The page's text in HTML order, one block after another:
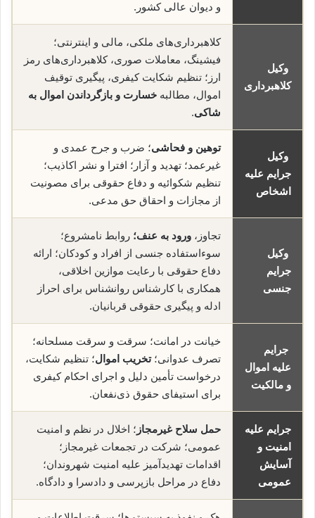
و دیوان عالی کشور.
وکیل
کلاهبرداری
کلاهبرداری‌های ملکی، مالی و اینترنتی؛
فیشینگ، معاملات صوری، کلاهبرداری‌های رمز
ارز؛ تنظیم شکایت کیفری، پیگیری توقیف
اموال، مطالبه خسارت و بازگرداندن اموال به
شاکی.
وکیل
جرایم علیه
اشخاص
توهین و فحاشی؛ ضرب و جرح عمدی و
غیرعمد؛ تهدید و آزار؛ افترا و نشر اکاذیب؛
تنظیم شکوائیه و دفاع حقوقی برای مصونیت
از مجازات و احقاق حق مدعی.
وکیل
جرایم
جنسی
تجاوز، ورود به عنف؛ روابط نامشروع؛
سوءاستفاده جنسی از افراد و کودکان؛ ارائه
دفاع حقوقی با رعایت موازین اخلاقی،
همکاری با کارشناس روانشناس برای احراز
ادله و پیگیری حقوقی قربانیان.
جرایم
علیه اموال
و مالکیت
خیانت در امانت؛ سرقت و سرقت مسلحانه؛
تصرف عدوانی؛تخریب اموال؛ تنظیم شکایت،
درخواست تأمین دلیل و اجرای احکام کیفری
برای استیفای حقوق ذی‌نفعان.
جرایم علیه
امنیت و
آسایش
عمومی
حمل سلاح غیرمجاز ؛ اخلال در نظم و امنیت
عمومی؛ شرکت در تجمعات غیرمجاز؛
اقدامات تهدیدآمیز علیه امنیت شهروندان؛
دفاع در مراحل بازپرسی و دادسرا و دادگاه.